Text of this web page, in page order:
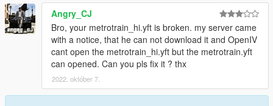
Angry_CJ
Bro, your metrotrain_hi.yft is broken. my server came
with a notice, that he can not download it and OpenIV
cant open the metrotrain_hi.yft but the metrotrain.yft
can opened. Can you pls fix it ? thx
2022. október 7.